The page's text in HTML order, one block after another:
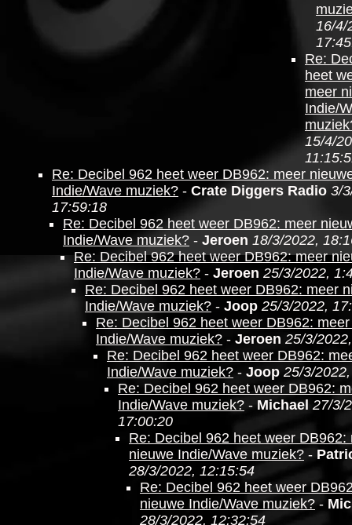
16/4/
Re:
heet
meer
Indie/
15/4/
Re: Decibel 962 heet weer DB962: meer
Indie/Wave muziek? - Crate Diggers Radio 3/
17:59:18
Re: Decibel 962 heet weer DB962: meer
Indie/Wave muziek? - Jeroen 18/3/2022,
Re: Decibel 962 heet weer DB962: meer
Indie/Wave muziek? - Jeroen 25/3/2022,
Re: Decibel 962 heet weer DB962: meer
Indie/Wave muziek? - Joop 25/3/2022,
Re: Decibel 962 heet weer DB962:
Indie/Wave muziek? - Jeroen 25/3/
Re: Decibel 962 heet weer DB962:
Indie/Wave muziek? - Joop 25/3/
Re: Decibel 962 heet weer DB962:
Indie/Wave muziek? - Michael 27/3/
17:00:20
Re: Decibel 962 heet weer DB962:
nieuwe Indie/Wave muziek? -
28/3/2022, 12:15:54
Re: Decibel 962 heet weer
nieuwe Indie/Wave muziek? -
28/3/2022, 12:32:54